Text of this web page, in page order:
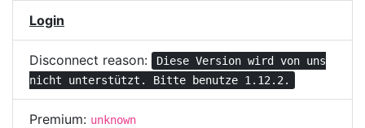
Login
Disconnect reason:
Diese Version wird von uns
nicht unterstützt. Bitte benutze 1.12.2.
Premium: unknown